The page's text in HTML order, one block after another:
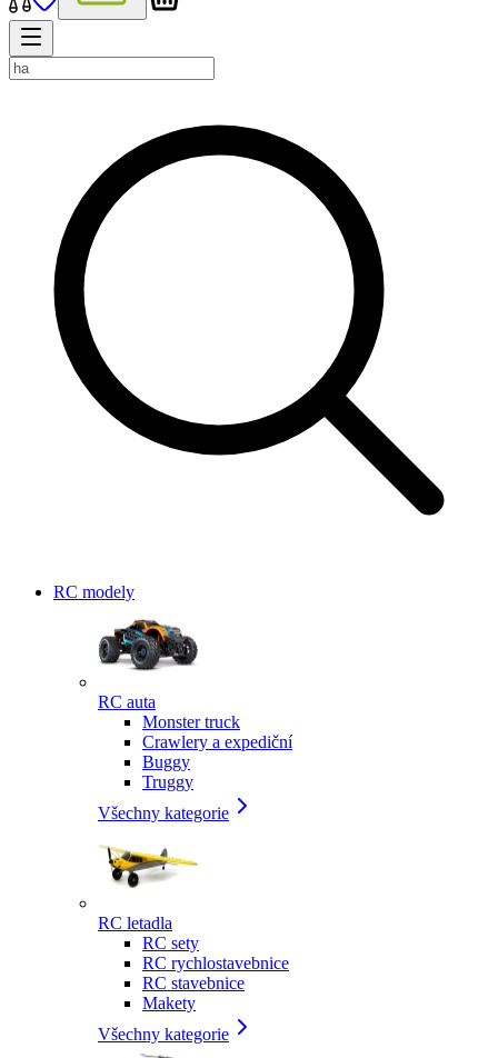
RC modely
RC auta
Monster truck
Crawlery a expediční
Buggy
Truggy
Všechny kategorie
RC letadla
RC sety
RC rychlostavebnice
RC stavebnice
Makety
Všechny kategorie